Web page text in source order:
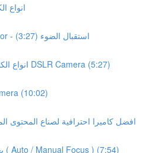
انواع
Camera Sensor - استقبال الضوء (3:27)
انواع الكاميرات الرقمية DSLR Camera (5:27)
(10:02)
افضل كاميرا احترافية لصناع المحتوى
يعنى ايه فوكاس ( Auto / Manual Focus ) (7:54)